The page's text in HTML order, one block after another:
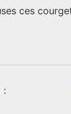
ces
: